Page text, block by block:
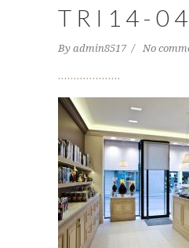
TRI14-
By admin8517 No